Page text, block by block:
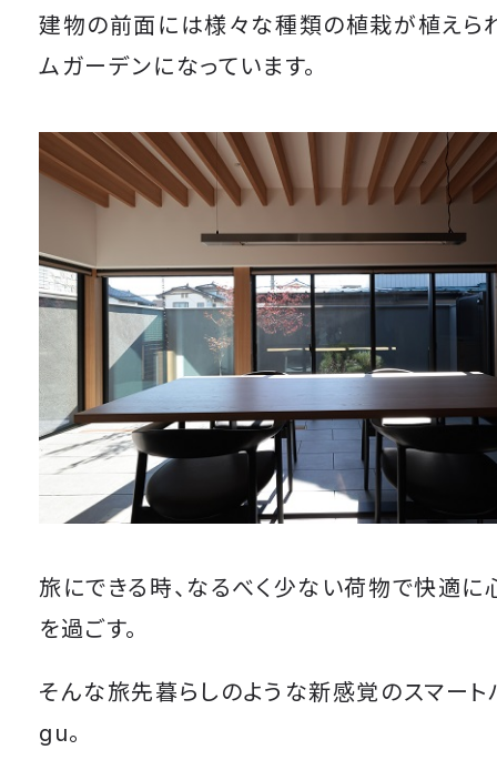
建物の前面には様々な種類の植栽が植えら
ムガーデンになっています。
旅にできる時、なるべく少ない荷物で快適に
を過ごす。
そんな旅先暮らしのような新感覚のスマー
gu。